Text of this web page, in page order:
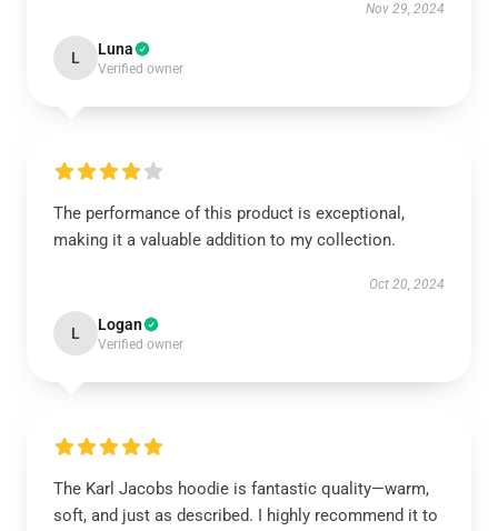
Nov 29, 2024
L Luna
Verified owner
The performance of this product is exceptional,
making it a valuable addition to my collection.
Oct 20, 2024
L Logan
Verified owner
The Karl Jacobs hoodie is fantastic quality—warm,
soft, and just as described. I highly recommend it to